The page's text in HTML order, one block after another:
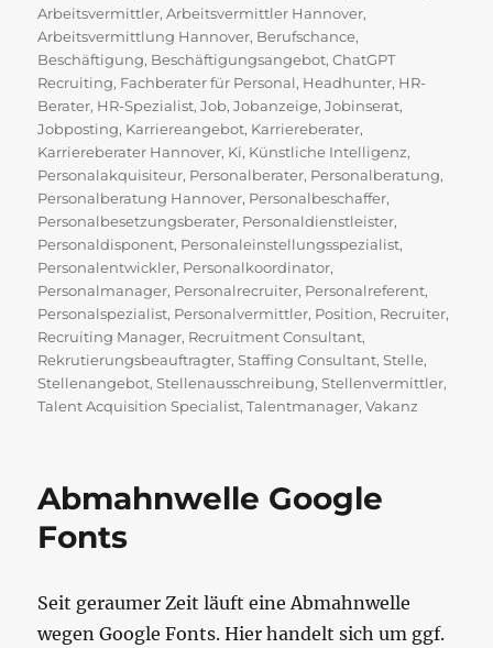
Arbeitsvermittler,Arbeitsvermittler Hannover,
Arbeitsvermittlung Hannover, Berufschance,
Beschäftigung, Beschäftigungsangebot,ChatGPT
Recruiting, Fachberater für Personal, Headhunter, HR-
Berater, HR-Spezialist,Job,Jobanzeige,Jobinserat,
Jobposting, Karriereangebot, Karriereberater,
Karriereberater Hannover, Ki, Künstliche Intelligenz,
Personalakquisiteur, Personalberater, Personalberatung,
Personalberatung Hannover, Personalbeschaffer,
Personalbesetzungsberater, Personaldienstleister,
Personaldisponent, Personaleinstellungsspezialist,
Personalentwickler, Personalkoordinator,
Personalmanager, Personalrecruiter, Personalreferent,
Personalspezialist, Personalvermittler, Position, Recruiter,
Recruiting Manager, Recruitment Consultant,
Rekrutierungsbeauftragter,Staffing Consultant,Stelle,
Stellenangebot,Stellenausschreibung,Stellenvermittler,
Talent Acquisition Specialist,Talentmanager,Vakanz
Abmahnwelle Google
Fonts
Seit geraumer Zeit läuft eine Abmahnwelle
wegen Google Fonts. Hier handelt sich um ggf.